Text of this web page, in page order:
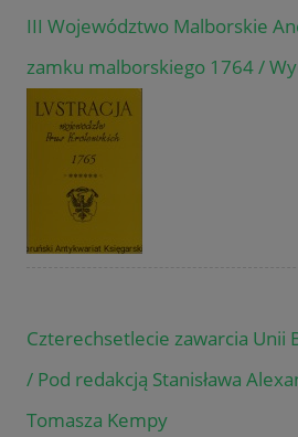
III Województwo Malborskie
zamku malborskiego 1764 /
Czterechsetlecie zawarcia Unii
/ Pod redakcją Stanisława
Tomasza Kempy